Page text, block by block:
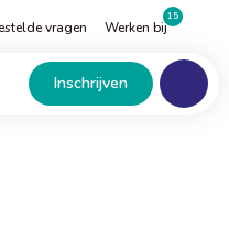
vragen Werken bij
15
Inschrijven
Menu